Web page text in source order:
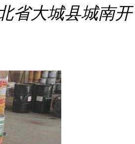
省大城县城南开